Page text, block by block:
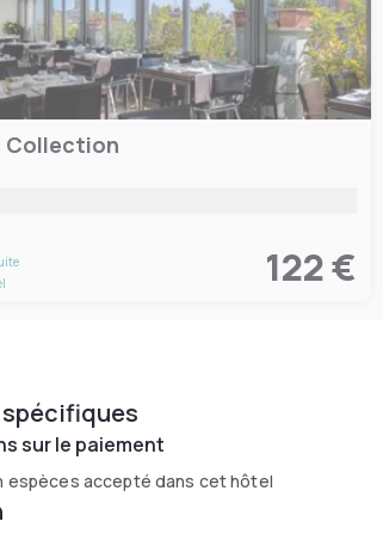
Collection
122 €
sur le paiement
espèces accepté dans cet hôtel